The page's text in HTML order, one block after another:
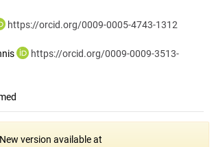
https://orcid.org/0009-0005-4743-1312
https://orcid.org/0009-0009-3513-
version available at